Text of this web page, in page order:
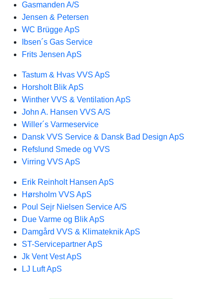
Gasmanden A/S
Jensen & Petersen​
WC Brügge ApS
Ibsen´s Gas Service
Frits Jensen ApS
Tastum & Hvas VVS ApS
Horsholt Blik ApS
Winther VVS & Ventilation ApS
John A. Hansen VVS A/S
Willer´s Varmeservice
Dansk VVS Service & Dansk Bad Design ApS​
Refslund Smede og VVS
Virring VVS ApS
Erik Reinholt Hansen ApS
Hørsholm VVS ApS
Poul Sejr Nielsen Service A/S
Due Varme og Blik ApS
Damgård VVS & Klimateknik ApS
ST-Servicepartner ApS
Jk Vent Vest ApS
LJ Luft ApS